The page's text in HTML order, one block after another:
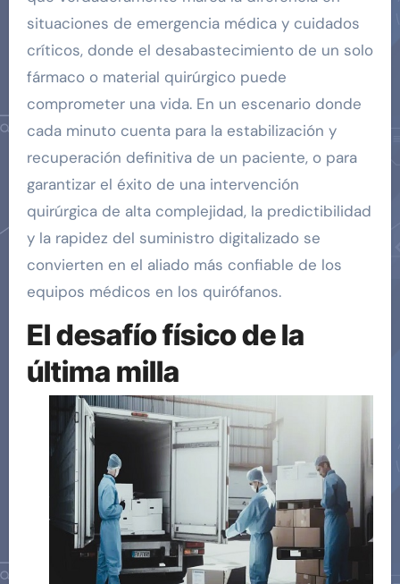
situaciones de emergencia médica y cuidados
críticos, donde el desabastecimiento de un solo
fármaco o material quirúrgico puede
comprometer una vida. En un escenario donde
cada minuto cuenta para la estabilización y
recuperación definitiva de un paciente, o para
garantizar el éxito de una intervención
quirúrgica de alta complejidad, la predictibilidad
y la rapidez del suministro digitalizado se
convierten en el aliado más confiable de los
equipos médicos en los quirófanos.
El desafío físico de la
última milla